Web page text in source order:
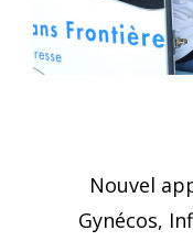
PostNouvel
Gynécos,